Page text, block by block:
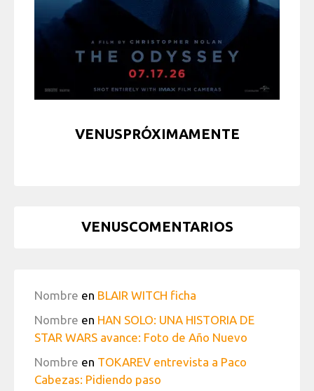
VENUSPRÓXIMAMENTE
VENUSCOMENTARIOS
Nombre en BLAIR WITCH ficha
Nombre en HAN SOLO: UNA HISTORIA DE
STAR WARS avance: Foto de Año Nuevo
Nombre en TOKAREV entrevista a Paco
Cabezas: Pidiendo paso